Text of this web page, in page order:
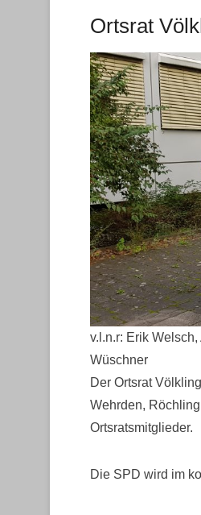
Ortsrat
Veröffentlicht am
v.l.n.r: Erik
Wüschner
Der Ortsrat
Wehrden,
Ortsratsmitglieder.
Die SPD wird im